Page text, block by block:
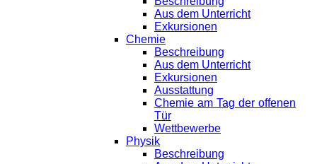
Aus dem Unterricht
Exkursionen
Chemie
Beschreibung
Aus dem Unterricht
Exkursionen
Ausstattung
Chemie am Tag der offenen
Tür
Wettbewerbe
Physik
Beschreibung